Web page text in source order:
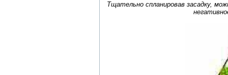
Тщательно спланировав засадку,